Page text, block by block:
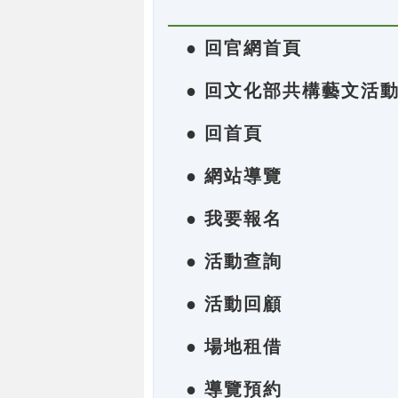
● 回官網首頁
● 回文化部共構藝文活
● 回首頁
● 網站導覽
● 我要報名
● 活動查詢
● 活動回顧
● 場地租借
● 導覽預約